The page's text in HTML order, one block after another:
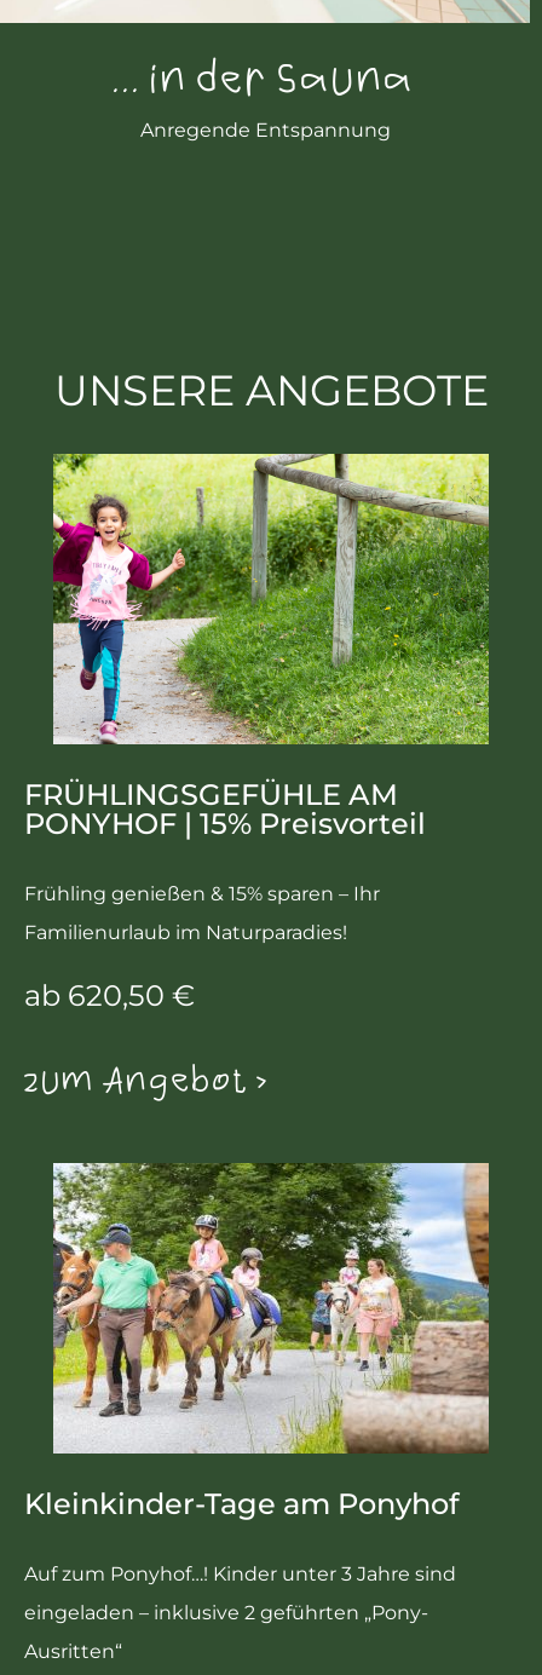
... in der Sauna
Anregende Entspannung
UNSERE ANGEBOTE
FRÜHLINGSGEFÜHLE AM
PONYHOF | 15% Preisvorteil
Frühling genießen & 15% sparen – Ihr
Familienurlaub im Naturparadies!
ab 620,50 €
zum Angebot >
Kleinkinder-Tage am Ponyhof
Auf zum Ponyhof…! Kinder unter 3 Jahre sind
eingeladen – inklusive 2 geführten „Pony-
Ausritten“